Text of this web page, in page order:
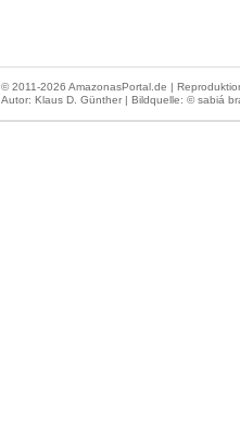
© 2011-2026 AmazonasPortal.de |
Autor: Klaus D. Günther | Bildquelle: © sabiá